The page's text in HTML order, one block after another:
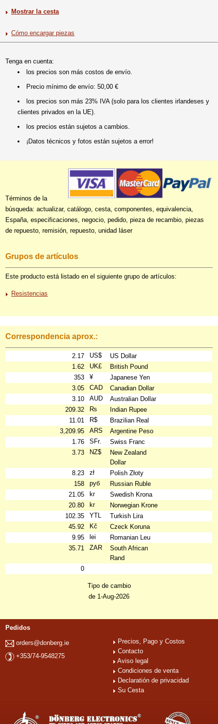
Mostrar la cesta
Cómo encargar piezas
Tenga en cuenta:
los precios son más costos de envío.
Precio mínimo de envío: 50,00 €
los precios son más 23% IVA (solo para los clientes irlandeses y
clientes privados en la UE).
los precios están sujetos a cambios.
¡Datos técnicos y fotos están sujetos a error!
Términos de la
búsqueda: actualizar, catálogo, cesta, componentes, equivalencia,
España, especificaciones, negocio, pedido, pieza de recambio, piezas
de repuesto, remisión, repuesto, unidad láser
Grupos de artículos
Este producto está listado en el siguiente grupo de artículos:
Resistencias
Correspondencia aprox.:
2.17 US$
US Dollar
1.62
UK£
British Pound
353
¥
Japanese Yen
3.05
CAD
Canadian Dollar
3.10
AUD
Australian Dollar
209.32
₨
Indian Rupee
11.01
R$
Brazilian Real
3,209.95
ARS
Argentine Peso
1.76
SFr.
Swiss Franc
3.73
NZ$
New Zealand
Dollar
8.23
zł
Polish Złoty
158
руб
Russian Ruble
21.05
kr
Swedish Krona
20.80
kr
Norwegian Krone
102.35
YTL
Turkish Lira
45.92
Kč
Czeck Koruna
9.95
lei
Romanian Leu
35.71
ZAR
South African
Rand
0
Tipo de cambio
de 1-Aug-2026
Pedidos
orders@donberg.ie
+353/74-9548275
Precios, Pago y Costos
Contacto
Aviso legal
Condiciones de venta
Declaratión de privacidad
Su Cesta